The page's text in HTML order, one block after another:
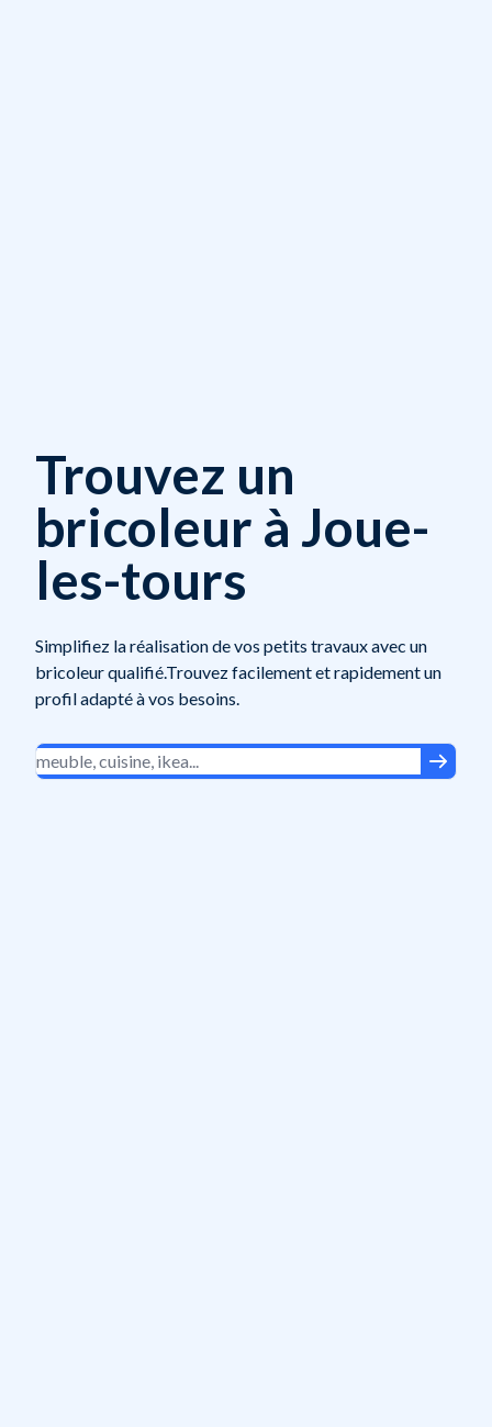
Trouvez un
bricoleur à Joue-
les-tours
Simplifiez la réalisation de vos petits travaux avec un
bricoleur qualifié.Trouvez facilement et rapidement un
profil adapté à vos besoins.